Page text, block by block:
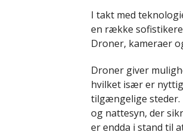
I takt med
en række
Droner, kameraer
Droner giver
hvilket især er
tilgængelige steder.
og nattesyn, der
er endda i stand til